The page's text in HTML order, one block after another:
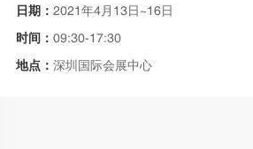
日期： 2021年4月13日~16日
时间： 09:30-17:30
地点： 深圳国际会展中心